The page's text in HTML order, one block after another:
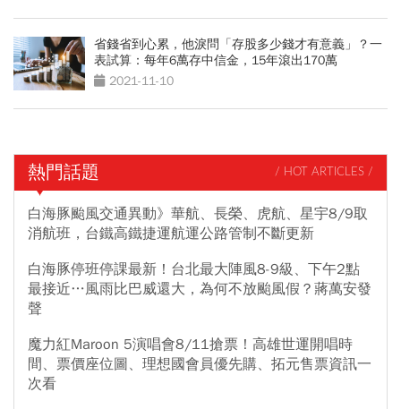
省錢省到心累，他淚問「存股多少錢才有意義」？一
表試算：每年6萬存中信金，15年滾出170萬
2021-11-10
熱門話題 / HOT ARTICLES /
白海豚颱風交通異動》華航、長榮、虎航、星宇8/9取
消航班，台鐵高鐵捷運航運公路管制不斷更新
白海豚停班停課最新！台北最大陣風8-9級、下午2點
最接近…風雨比巴威還大，為何不放颱風假？蔣萬安發
聲
魔力紅Maroon 5演唱會8/11搶票！高雄世運開唱時
間、票價座位圖、理想國會員優先購、拓元售票資訊一
次看